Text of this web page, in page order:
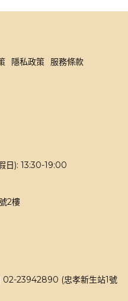
隱私政策
服務條款
日): 13:30-19:00
2樓
02-23942890 (忠孝新生站1號